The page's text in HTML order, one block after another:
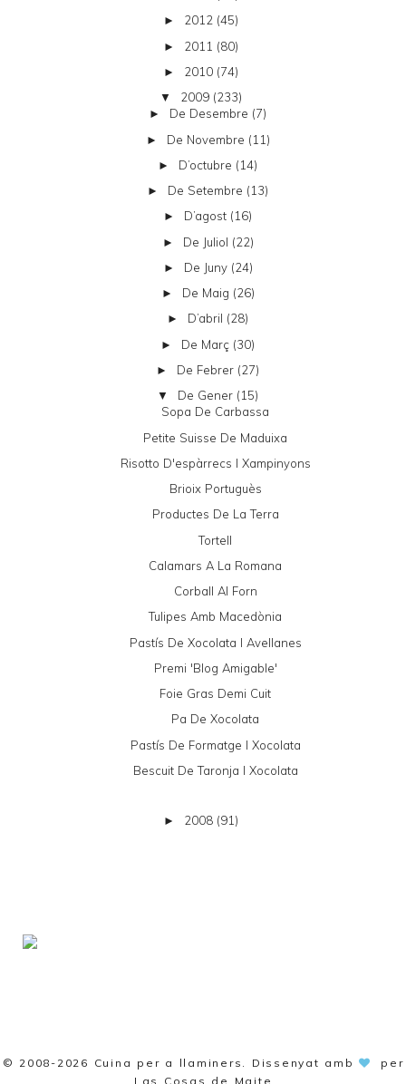
► 2012 (45)
► 2011 (80)
► 2010 (74)
▼ 2009 (233)
► De Desembre (7)
► De Novembre (11)
► D’octubre (14)
► De Setembre (13)
► D’agost (16)
► De Juliol (22)
► De Juny (24)
► De Maig (26)
► D’abril (28)
► De Març (30)
► De Febrer (27)
▼ De Gener (15)
Sopa De Carbassa
Petite Suisse De Maduixa
Risotto D'espàrrecs I Xampinyons
Brioix Portuguès
Productes De La Terra
Tortell
Calamars A La Romana
Corball Al Forn
Tulipes Amb Macedònia
Pastís De Xocolata I Avellanes
Premi 'Blog Amigable'
Foie Gras Demi Cuit
Pa De Xocolata
Pastís De Formatge I Xocolata
Bescuit De Taronja I Xocolata
► 2008 (91)
© 2008-2026 Cuina per a llaminers . Dissenyat amb
per
Las Cosas de Maite